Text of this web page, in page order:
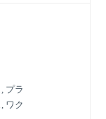
プラ
ワク